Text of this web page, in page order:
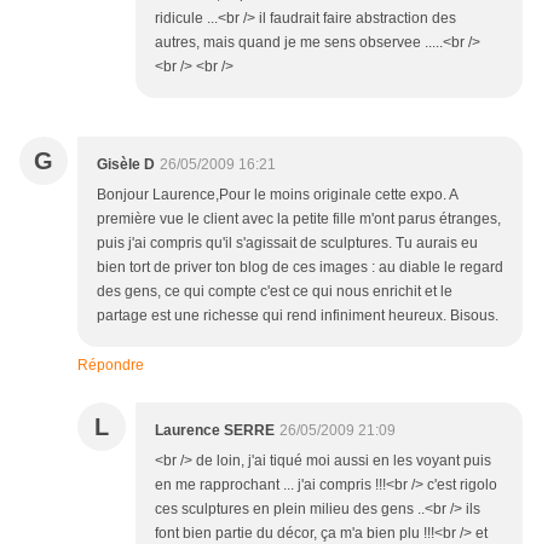
ridicule ...<br /> il faudrait faire abstraction des
autres, mais quand je me sens observee .....<br />
<br /> <br />
G Gisèle D 26/05/2009 16:21
Bonjour Laurence,Pour le moins originale cette expo. A
première vue le client avec la petite fille m'ont parus étranges,
puis j'ai compris qu'il s'agissait de sculptures. Tu aurais eu
bien tort de priver ton blog de ces images : au diable le regard
des gens, ce qui compte c'est ce qui nous enrichit et le
partage est une richesse qui rend infiniment heureux. Bisous.
Répondre
L Laurence SERRE 26/05/2009 21:09
<br /> de loin, j'ai tiqué moi aussi en les voyant puis
en me rapprochant ... j'ai compris !!!<br /> c'est rigolo
ces sculptures en plein milieu des gens ..<br /> ils
font bien partie du décor, ça m'a bien plu !!!<br /> et